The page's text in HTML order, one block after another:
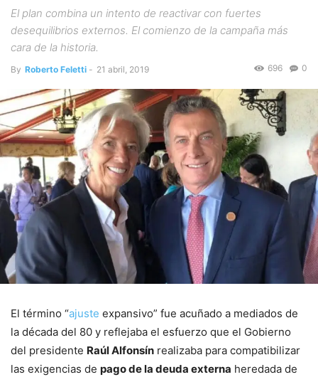
El plan combina un intento de reactivar con fuertes
desequilibrios externos. El comienzo de la campaña más
cara de la historia.
By Roberto Feletti - 21 abril, 2019 0
696
El término “ajuste expansivo” fue acuñado a mediados de
la década del 80 y reflejaba el esfuerzo que el Gobierno
del presidente Raúl Alfonsín realizaba para compatibilizar
las exigencias de pago de la deuda externa heredada de